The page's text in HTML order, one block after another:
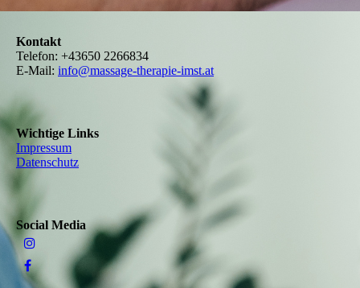
Kontakt
Telefon: +43650 2266834
E-Mail: info@massage-therapie-imst.at
Wichtige Links
Impressum
Datenschutz
Social Media